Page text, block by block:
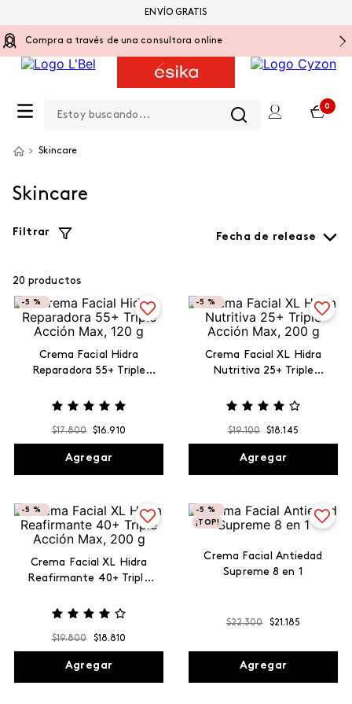
Compra a través de una consultora online
0
ENVÍO GRATIS
Skincare
Skincare
Filtrar Fecha de release
20 productos
Crema Facial Hidra
Reparadora 55+ Triple
-5 %
$17.800 $16.910
Agregar
Crema Facial XL Hidra
Nutritiva 25+ Triple
-5 %
$19.100 $18.145
Agregar
Crema Facial XL Hidra
Reafirmante 40+ Triple
-5 %
$19.800 $18.810
Agregar
Crema Facial Antiedad
Supreme 8 en 1
-5 %
¡TOP!
$22.300 $21 .185
Agregar